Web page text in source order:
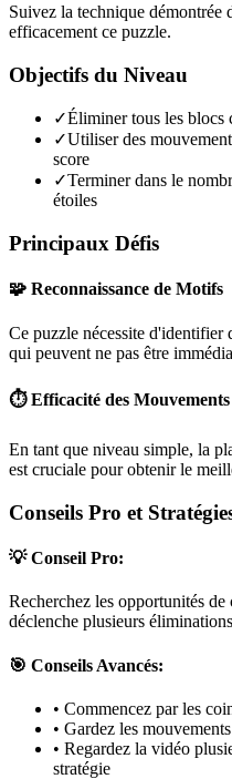
Suivez la technique démontrée
efficacement ce puzzle.
Objectifs du Niveau
✓Éliminer tous les blocs
✓Utiliser des
score
✓Terminer dans le
étoiles
Principaux Défis
🧩 Reconnaissance de Motifs
Ce puzzle nécessite d'identifier
qui peuvent ne pas être
⏱️ Efficacité des Mouvements
En tant que niveau simple, la
est cruciale pour obtenir le
Conseils Pro et
💡 Conseil Pro:
Recherchez les opportunités
déclenche plusieurs
🎯 Conseils Avancés:
• Commencez par les
• Gardez les
• Regardez la vidéo
stratégie